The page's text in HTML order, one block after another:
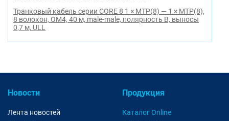
Транковый кабель серии CORE 8 1 × MTP(8) — 1 × MTP(8),
8 волокон, OM4, 40 м, male-male, полярность B, выносы
0,7 м, ULL
Новости
Лента новостей
Продукция
Каталог Online